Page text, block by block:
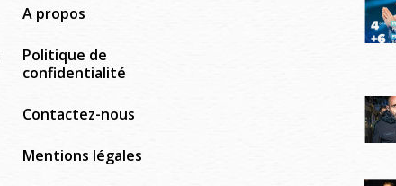
A propos
Politique de
confidentialité
Contactez-nous
Mentions légales